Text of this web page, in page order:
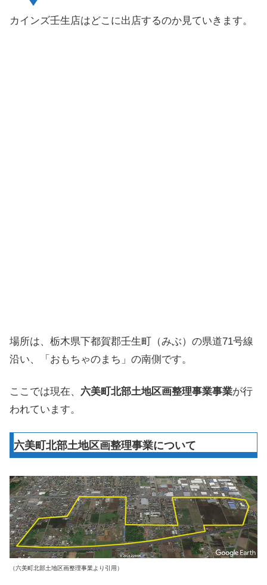
カインズ壬生店はどこに出店するのか見ていきます。
場所は、栃木県下都賀郡壬生町（みぶ）の県道71号線
沿い、「おもちゃのまち」の南側です。
ここでは現在、 六美町北部土地区画整理事業事業が行
われています。
六美町北部土地区画整理事業について
（六美町北部土地区画整理事業より引用）